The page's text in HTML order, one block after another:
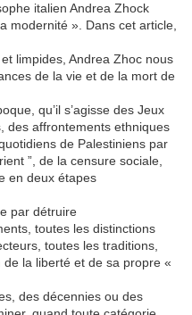
italien Andrea Zhock
modernité ». Dans cet article,
limpides, Andrea Zhoc nous
de la vie et de la mort de
qu’il s’agisse des Jeux
des affrontements ethniques
de Palestiniens par
”, de la censure sociale,
en deux étapes
par détruire
toutes les distinctions
toutes les traditions,
la liberté et de sa propre «
des décennies ou des